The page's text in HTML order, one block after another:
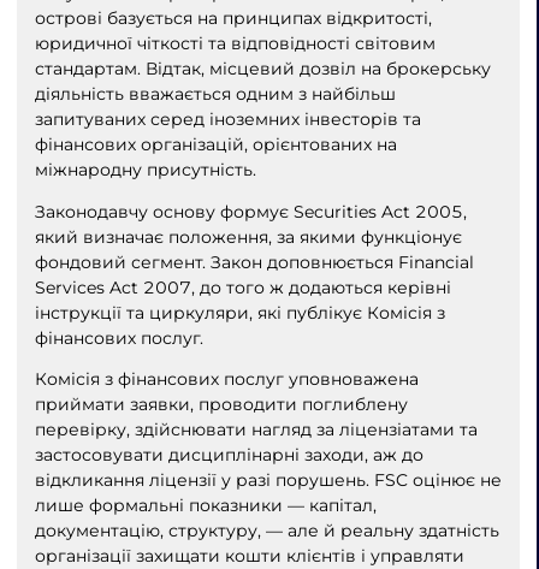
острові базується на принципах відкритості,
юридичної чіткості та відповідності світовим
стандартам. Відтак, місцевий дозвіл на брокерську
діяльність вважається одним з найбільш
запитуваних серед іноземних інвесторів та
фінансових організацій, орієнтованих на
міжнародну присутність.
Законодавчу основу формує Securities Act 2005,
який визначає положення, за якими функціонує
фондовий сегмент. Закон доповнюється Financial
Services Act 2007, до того ж додаються керівні
інструкції та циркуляри, які публікує Комісія з
фінансових послуг.
Комісія з фінансових послуг уповноважена
приймати заявки, проводити поглиблену
перевірку, здійснювати нагляд за ліцензіатами та
застосовувати дисциплінарні заходи, аж до
відкликання ліцензії у разі порушень. FSC оцінює не
лише формальні показники — капітал,
документацію, структуру, — але й реальну здатність
організації захищати кошти клієнтів і управляти